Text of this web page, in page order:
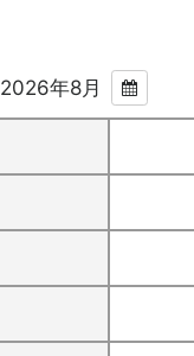
2026年8月